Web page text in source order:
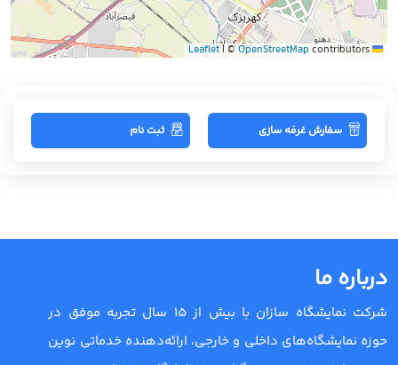
|©OpenStreetMap contributors
سفارش غرفه سازی ثبت نام
درباره ما
شرکت نمایشگاه سازان با بیش از 15 سال تجربه موفق در
حوزه نمایشگاه‌های داخلی و خارجی، ارائه‌دهنده خدماتی نوین